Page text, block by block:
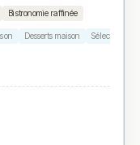
Bistronomie raffinée
Desserts maison Sélection de